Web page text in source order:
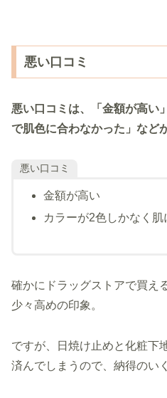
悪い口コミ
悪い口コミは、「金額が高い
で肌色に合わなかった」など
悪い口コミ
金額が高い
カラーが2色しかなく肌
確かにドラッグストアで買え
少々高めの印象。
ですが、日焼け止めと化粧下
済んでしまうので、納得のい